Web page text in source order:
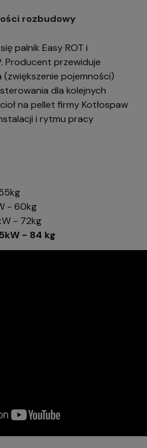
rozbudowy
palnik Easy ROT i
Producent przewiduje
pojemności)
dla kolejnych
na pellet firmy Kotłospaw
i rytmu pracy
- 60kg
- 72kg
- 84 kg